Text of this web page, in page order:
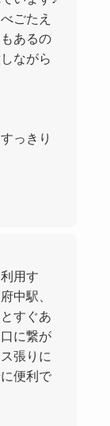
ごたえ
あるの
ながら
っきり
用す
中駅、
すぐあ
に繋が
張りに
便利で